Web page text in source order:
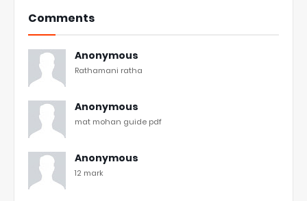
Comments
Anonymous
Rathamani ratha
Anonymous
mat mohan guide pdf
Anonymous
12 mark